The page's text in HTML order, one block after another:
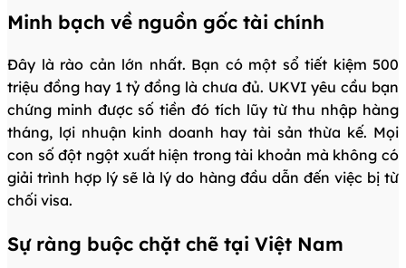
Minh bạch về nguồn gốc tài chính
Đây là rào cản lớn nhất. Bạn có một sổ tiết kiệm 500
triệu đồng hay 1 tỷ đồng là chưa đủ. UKVI yêu cầu bạn
chứng minh được số tiền đó tích lũy từ thu nhập hàng
tháng, lợi nhuận kinh doanh hay tài sản thừa kế. Mọi
con số đột ngột xuất hiện trong tài khoản mà không có
giải trình hợp lý sẽ là lý do hàng đầu dẫn đến việc bị từ
chối visa.
Sự ràng buộc chặt chẽ tại Việt Nam